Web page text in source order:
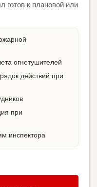
готов к плановой или
огнетушителей
действий при
при
инспектора